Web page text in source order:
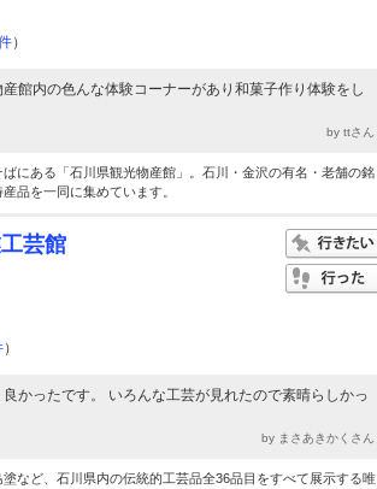
）
館内の色んな体験コーナーがあり和菓子作り体験をし
by ttさん
にある「石川県観光物産館」。石川・金沢の有名・老舗の銘
品を一同に集めています。
芸館
）
かったです。 いろんな工芸が見れたので素晴らしかっ
by まさあきかくさん
など、石川県内の伝統的工芸品全36品目をすべて展示する唯